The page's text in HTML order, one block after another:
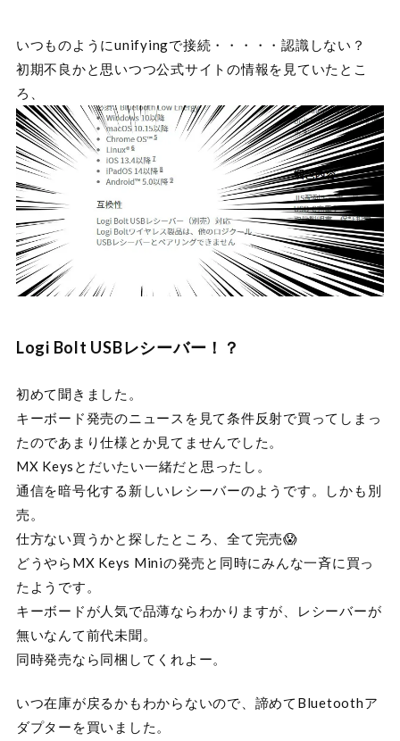
いつものようにunifyingで接続・・・・・認識しない？
初期不良かと思いつつ公式サイトの情報を見ていたとこ
ろ、
Logi Bolt USBレシーバー！？
初めて聞きました。
キーボード発売のニュースを見て条件反射で買ってしまっ
たのであまり仕様とか見てませんでした。
MX Keysとだいたい一緒だと思ったし。
通信を暗号化する新しいレシーバーのようです。しかも別
売。
仕方ない買うかと探したところ、全て完売😱
どうやらMX Keys Miniの発売と同時にみんな一斉に買っ
たようです。
キーボードが人気で品薄ならわかりますが、レシーバーが
無いなんて前代未聞。
同時発売なら同梱してくれよー。
いつ在庫が戻るかもわからないので、諦めてBluetoothア
ダプターを買いました。